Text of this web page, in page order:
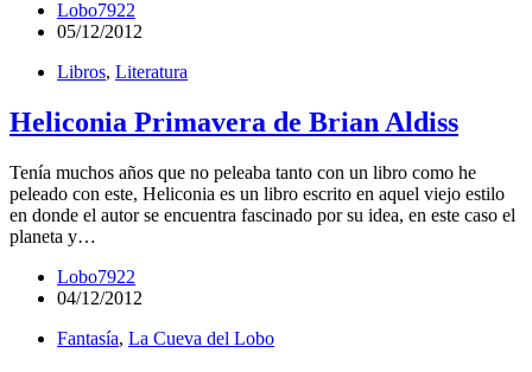
Lobo7922
05/12/2012
Libros, Literatura
Heliconia Primavera de Brian Aldiss
Tenía muchos años que no peleaba tanto con un libro como he
peleado con este, Heliconia es un libro escrito en aquel viejo estilo
en donde el autor se encuentra fascinado por su idea, en este caso el
planeta y…
Lobo7922
04/12/2012
Fantasía, La Cueva del Lobo